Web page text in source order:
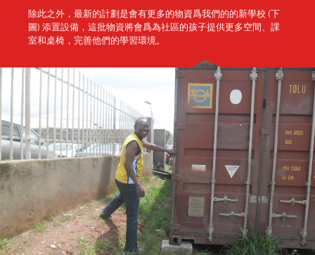
除此之外，最新的計劃是會有更多的物資爲我們的的新學校 (下
圖) 添置設備，這批物資將會爲為社區的孩子提供更多空間、課
室和桌椅，完善他們的學習環境。